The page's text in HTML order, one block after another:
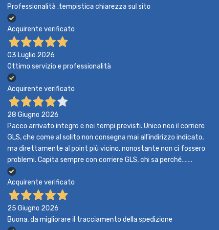
Professionalità ,tempistica chiarezza sul sito
Acquirente verificato
03 Luglio 2026
Ottimo servizio e professionalità
Acquirente verificato
28 Giugno 2026
Pacco arrivato integro e nei tempi previsti. Unico neo il corriere
GLS, che come al solito non consegna mai all’indirizzo indicato,
ma direttamente al point più vicino, nonostante non ci fossero
problemi. Capita sempre con corriere GLS, chi sa perché…….
Acquirente verificato
25 Giugno 2026
Buona, da migliorare il tracciamento della spedizione